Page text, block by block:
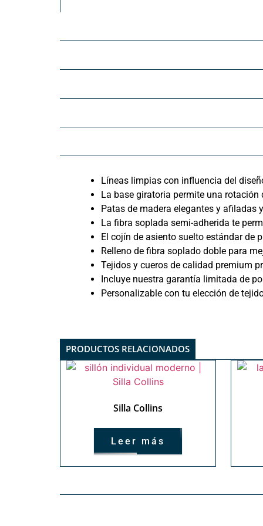
Líneas limpias con influencia del
La base giratoria permite una
Patas de madera elegantes y afiladas
La fibra soplada semi-adherida te
El cojín de asiento suelto estándar de
Relleno de fibra soplado doble para
Tejidos y cueros de calidad premium
Incluye nuestra garantía limitada de
Personalizable con tu elección de
PRODUCTOS RELACIONADOS
Silla Collins
Leer más